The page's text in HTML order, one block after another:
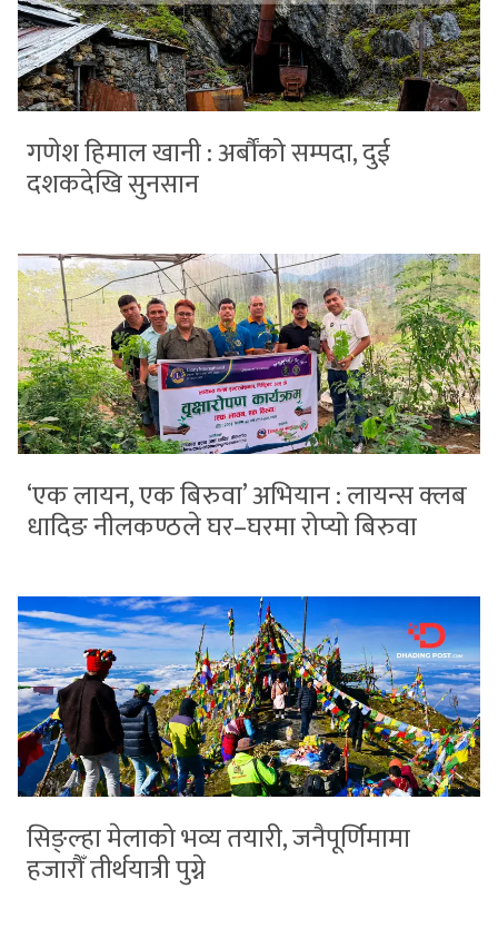
गणेश हिमाल खानी : अर्बौंको सम्पदा, दुई
दशकदेखि सुनसान
‘एक लायन, एक बिरुवा’ अभियान : लायन्स क्लब
धादिङ नीलकण्ठले घर–घरमा रोप्यो बिरुवा
सिङ्ल्हा मेलाको भव्य तयारी, जनैपूर्णिमामा
हजारौँ तीर्थयात्री पुग्ने